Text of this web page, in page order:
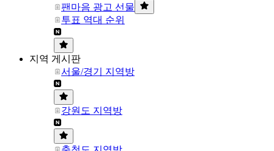
팬마음 광고 선물
투표 역대 순위
지역 게시판
서울/경기 지역방
강원도 지역방